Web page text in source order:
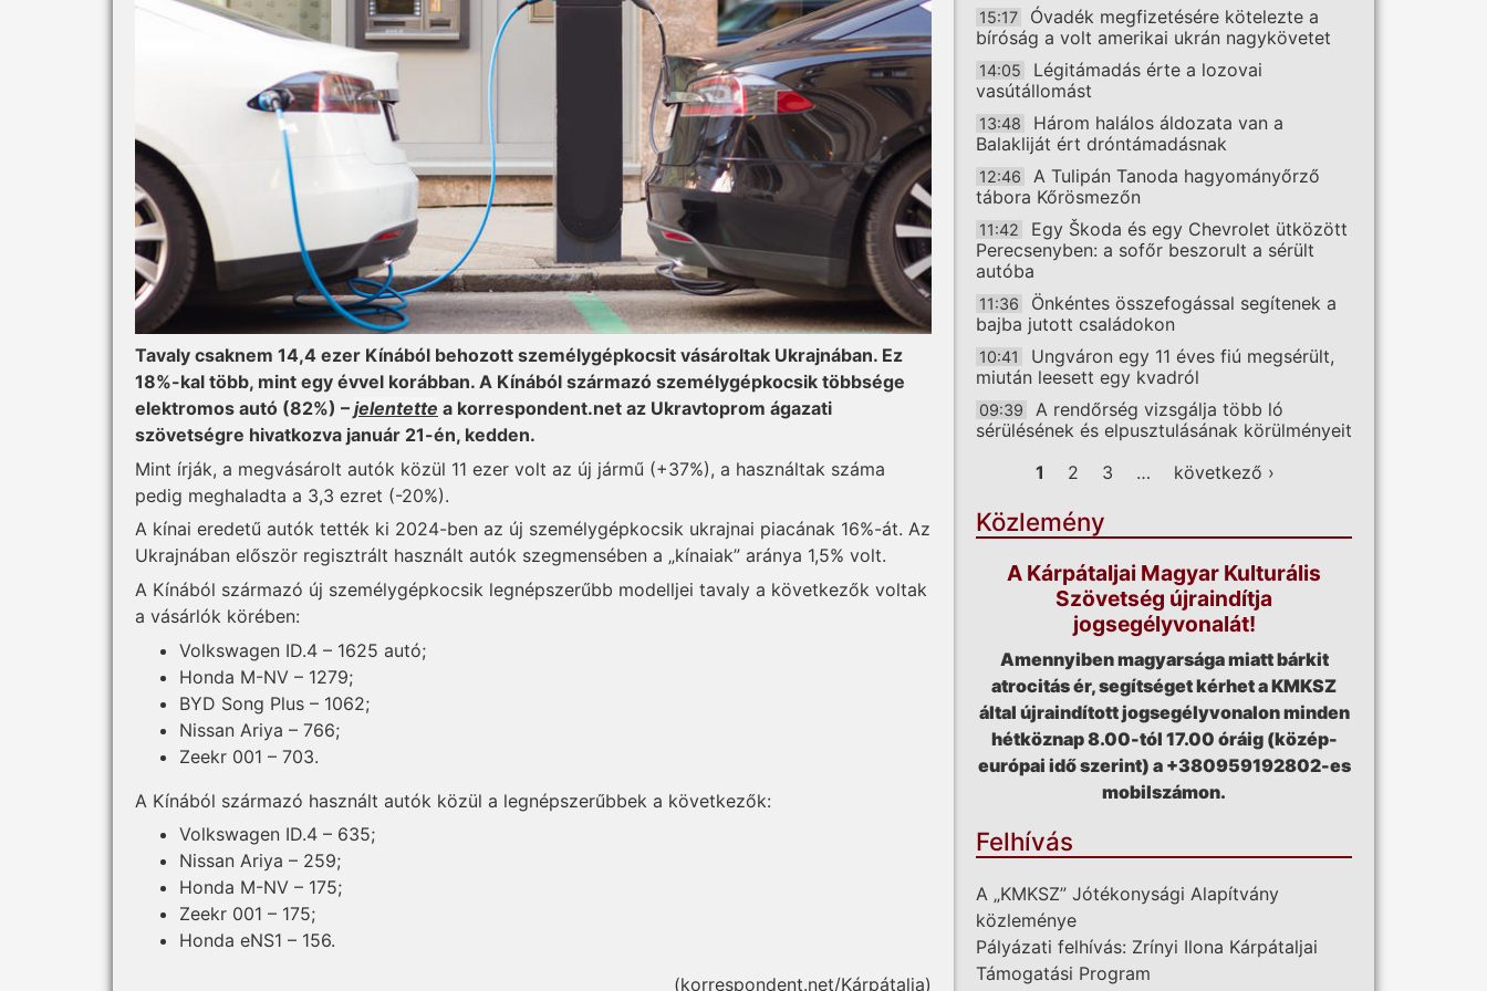
Tavaly csaknem 14,4 ezer Kínából behozott személygépkocsit vásároltak Ukrajnában. Ez
18%-kal több, mint egy évvel korábban. A Kínából származó személygépkocsik többsége
elektromos autó (82%) – jelentette a korrespondent.net az Ukravtoprom ágazati
szövetségre hivatkozva január 21-én, kedden.
Mint írják, a megvásárolt autók közül 11 ezer volt az új jármű (+37%), a használtak száma
pedig meghaladta a 3,3 ezret (-20%).
A kínai eredetű autók tették ki 2024-ben az új személygépkocsik ukrajnai piacának 16%-át. Az
Ukrajnában először regisztrált használt autók szegmensében a „kínaiak” aránya 1,5% volt.
A Kínából származó új személygépkocsik legnépszerűbb modelljei tavaly a következők voltak
a vásárlók körében:
Volkswagen ID.4 – 1625 autó;
Honda M-NV – 1279;
BYD Song Plus – 1062;
Nissan Ariya – 766;
Zeekr 001 – 703.
A Kínából származó használt autók közül a legnépszerűbbek a következők:
Volkswagen ID.4 – 635;
Nissan Ariya – 259;
Honda M-NV – 175;
Zeekr 001 – 175;
Honda eNS1 – 156.
(korrespondent.net/Kárpátalja)
15:17
Óvadék megfizetésére kötelezte a
bíróság a volt amerikai ukrán nagykövetet
14:05
Légitámadás érte a lozovai
vasútállomást
13:48
Három halálos áldozata van a
Balakliját ért dróntámadásnak
12:46
A Tulipán Tanoda hagyományőrző
tábora Kőrösmezőn
11:42
Egy Škoda és egy Chevrolet ütközött
Perecsenyben: a sofőr beszorult a sérült
autóba
11:36
Önkéntes összefogással segítenek a
bajba jutott családokon
10:41
Ungváron egy 11 éves fiú megsérült,
miután leesett egy kvadról
09:39
A rendőrség vizsgálja több ló
sérülésének és elpusztulásának körülményeit
Oldalak
1 2 3 … következő ›
Közlemény
A Kárpátaljai Magyar Kulturális
Szövetség újraindítja
jogsegélyvonalát!
Amennyiben magyarsága miatt bárkit
atrocitás ér, segítséget kérhet a KMKSZ
által újraindított jogsegélyvonalon minden
hétköznap 8.00-tól 17.00 óráig (közép-
európai idő szerint) a +380959192802-es
mobilszámon.
Felhívás
A „KMKSZ” Jótékonysági Alapítvány
közleménye
Pályázati felhívás: Zrínyi Ilona Kárpátaljai
Támogatási Program